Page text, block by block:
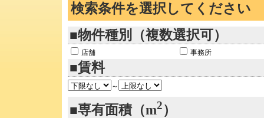
検索条件を選択してください
■物件種別（複数選択可）
店舗 事務所
■賃料
～
■専有面積（m2）